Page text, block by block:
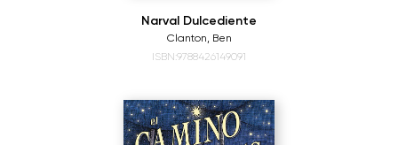
Narval Dulcediente
Clanton, Ben
ISBN:9788426149091